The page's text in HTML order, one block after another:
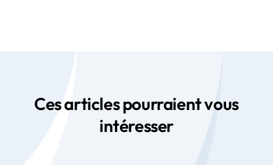
Ces articles pourraient vous
intéresser